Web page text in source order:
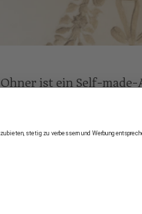
Ohner ist ein Self-
seinen Engagements in